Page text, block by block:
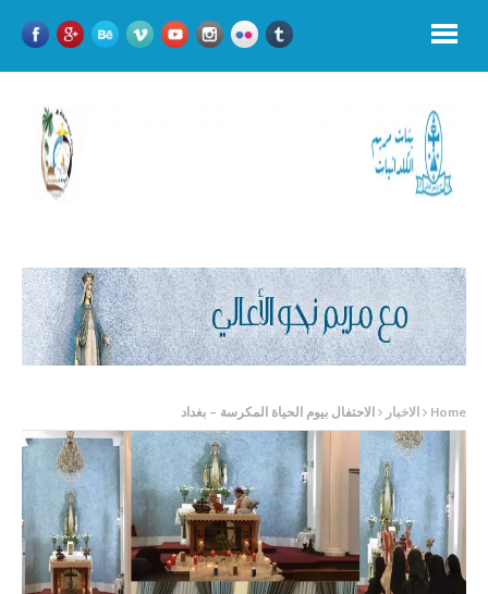
Home الاخبار الاحتفال بيوم الحياة المكرسة – بغداد